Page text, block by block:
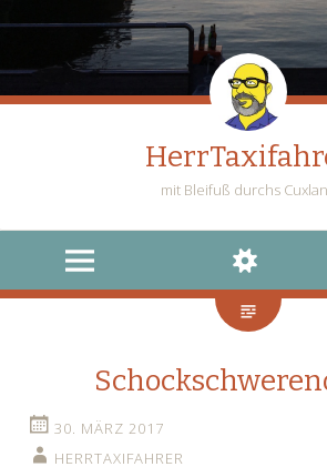
mit Bleifuß durchs
MENU
WIDGETS
SEARCH
30. MÄRZ 2017
HERRTAXIFAHRER